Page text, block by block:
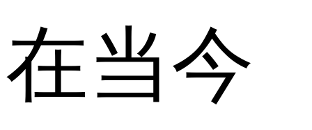
在当今